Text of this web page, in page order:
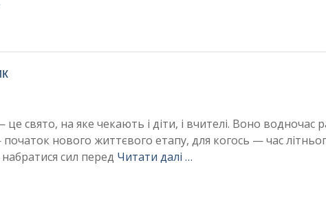
свято, на яке чекають і діти, і вчителі. Воно водночас
нового життєвого етапу, для когось — час
сил перед Читати далі …